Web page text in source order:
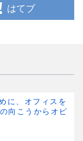
はてブ
に、オフィスを
向こうからオピ